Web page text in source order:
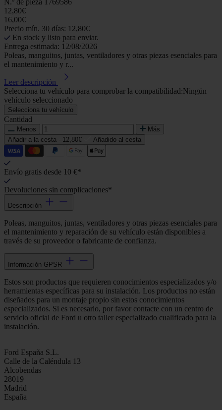
N.º de pieza 1769586
12,80€
16,00€
Precio mín. 30 días: 12,80€
En stock y listo para enviar.
Entrega estimada: 12/08/2026
Poleas, manguitos, juntas, ventiladores y otras piezas esenciales para
el mantenimiento y r...
Leer descripción
Selecciona tu vehículo para comprobar la compatibilidad:Ningún
vehículo seleccionado
Selecciona tu vehículo
Cantidad
Menos
Más
Añadir a la cesta - 12,80€ Añadido al cesta
Envío gratis desde 10 €*
Devoluciones sin complicaciones*
Descripción
Poleas, manguitos, juntas, ventiladores y otras piezas esenciales para
el mantenimiento y reparación de su vehículo están disponibles a
través de su proveedor o fabricante de confianza.
Información GPSR
Estos son productos que requieren conocimientos especializados y/o
herramientas específicas para su instalación. Los productos no están
diseñados para un montaje propio sin estos conocimientos
especializados. Si es necesario, por favor contacte con un centro de
servicio oficial de Ford u otro taller especializado cualificado para la
instalación.
Ford España S.L.
Calle de la Caléndula 13
Alcobendas
28019
Madrid
España